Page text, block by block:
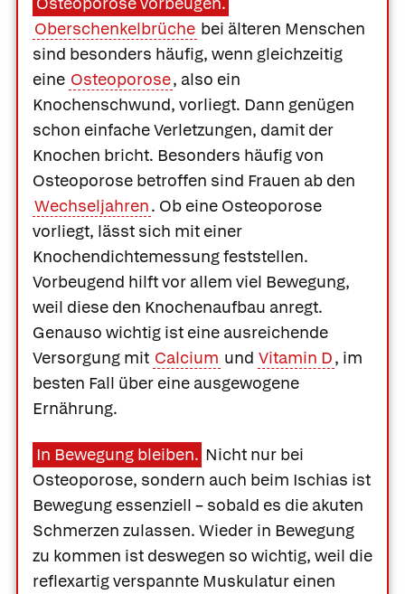
Oberschenkelbrüche bei älteren Menschen
sind besonders häufig, wenn gleichzeitig
eine Osteoporose, also ein
Knochenschwund, vorliegt. Dann genügen
schon einfache Verletzungen, damit der
Knochen bricht. Besonders häufig von
Osteoporose betroffen sind Frauen ab den
Wechseljahren. Ob eine Osteoporose
vorliegt, lässt sich mit einer
Knochendichtemessung feststellen.
Vorbeugend hilft vor allem viel Bewegung,
weil diese den Knochenaufbau anregt.
Genauso wichtig ist eine ausreichende
Versorgung mit Calcium und Vitamin D, im
besten Fall über eine ausgewogene
Ernährung.
In Bewegung bleiben. Nicht nur bei
Osteoporose, sondern auch beim Ischias ist
Bewegung essenziell – sobald es die akuten
Schmerzen zulassen. Wieder in Bewegung
zu kommen ist deswegen so wichtig, weil die
reflexartig verspannte Muskulatur einen